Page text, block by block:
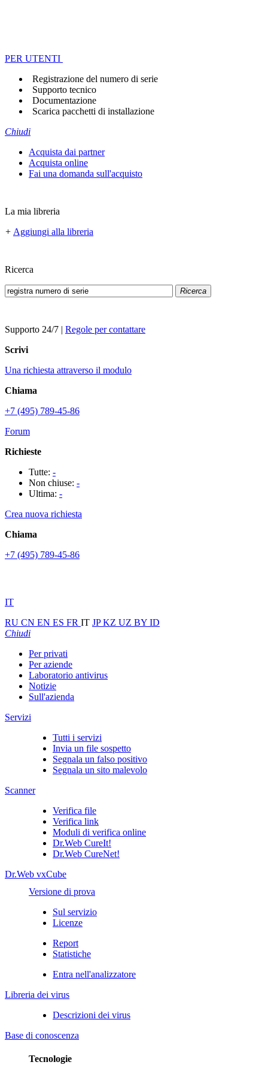
PER UTENTI
Registrazione del numero di serie
Supporto tecnico
Documentazione
Scarica pacchetti di installazione
Chiudi
Acquista dai partner
Acquista online
Fai una domanda sull'acquisto
La mia libreria
+ Aggiungi alla libreria
Ricerca
Ricerca
Supporto 24/7 | Regole per contattare
Scrivi
Una richiesta attraverso il modulo
Chiama
+7 (495) 789-45-86
Forum
Richieste
Tutte: -
Non chiuse: -
Ultima: -
Crea nuova richiesta
Chiama
+7 (495) 789-45-86
IT
RU CN EN ES FR IT JPKZ UZ BY ID
Chiudi
Per privati
Per aziende
Laboratorio antivirus
Notizie
Sull'azienda
Servizi
Tutti i servizi
Invia un file sospetto
Segnala un falso positivo
Segnala un sito malevolo
Scanner
Verifica file
Verifica link
Moduli di verifica online
Dr.Web CureIt!
Dr.Web CureNet!
Dr.Web vxCube
Versione di prova
Sul servizio
Licenze
Report
Statistiche
Entra nell'analizzatore
Libreria dei virus
Descrizioni dei virus
Base di conoscenza
Tecnologie